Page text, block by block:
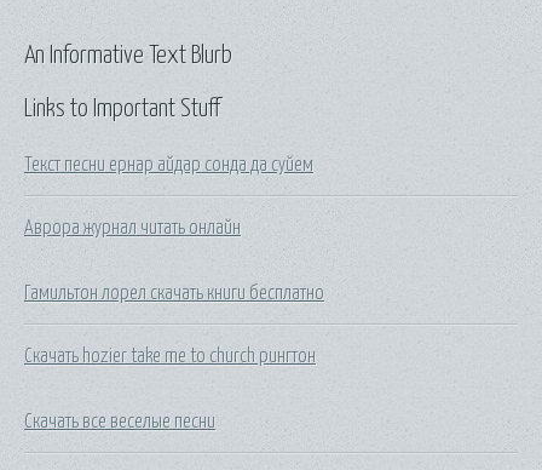
Links to Important Stuff
Текст песни ернар айдар сонда да суйем
Аврора журнал читать онлайн
Гамильтон лорел скачать книги бесплатно
Скачать hozier take me to church рингтон
Скачать все веселые песни
An Informative Text Blurb